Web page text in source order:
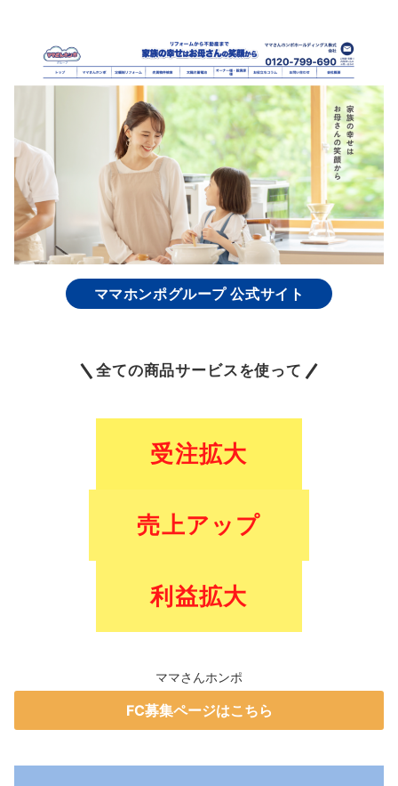
ママホンポグループ 公式サイト
全ての商品サービスを使って
受注拡大
売上アップ
利益拡大
ママさんホンポ
FC募集ページはこちら